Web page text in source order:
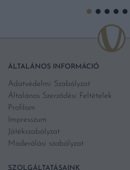
ÁLTALÁNOS INFORMÁCIÓ
Adatvédelmi Szabályzat
Általános Szerződési Feltételek
Profilom
Impresszum
Játékszabályzat
Moderálási szabályzat
SZOLGÁLTATÁSAINK